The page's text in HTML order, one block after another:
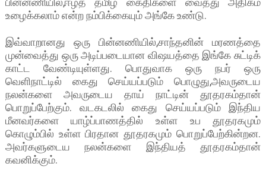
உழைக்கலாம் என்ற நம்பிக்கையும் அங்கே உண்டு.
இவ்வாறானது ஒரு பின்னணியில்,சாந்தனின் மரணத்தை
முன்வைத்து ஒரு அடிப்படையான விஷயத்தை இங்கே சுட்டிக்
காட்ட வேண்டியுள்ளது. பொதுவாக ஒரு நபர் ஒரு
வெளிநாட்டில் கைது செய்யப்படும் பொழுது,அவருடைய
நலன்களை அவருடைய தாய் நாட்டின் தூதரகம்தான்
பொறுப்பேற்கும். வடகடலில் கைது செய்யப்படும் இந்திய
மீனவர்களை யாழ்ப்பாணத்தில் உள்ள உப தூதரகமும்
கொழும்பில் உள்ள பிரதான தூதரகமும் பொறுப்பேற்கின்றன.
அவர்களுடைய நலன்களை இந்தியத் தூதரகம்தான்
கவனிக்கும்.